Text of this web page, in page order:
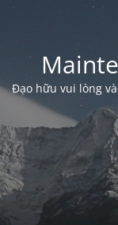
Đạo hữu vui lòng